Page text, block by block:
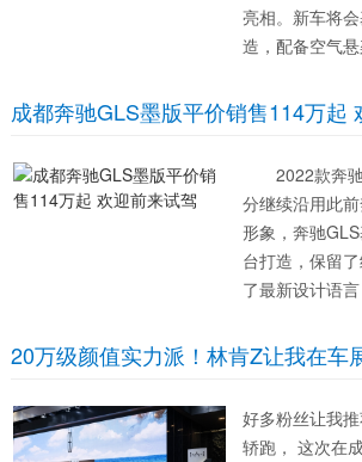
亮相。新车将
造，配备空气
产。 来看官图
是全新无缝
成都奔驰GLS墨版平价销售114万起
2022款奔驰
分继续沿用此
形象，奔驰
台打造，保留
了最新设计语
进气...
20万级颜值实力派！林肯Z让我在车
好多粉丝让我
轿跑， 这次在